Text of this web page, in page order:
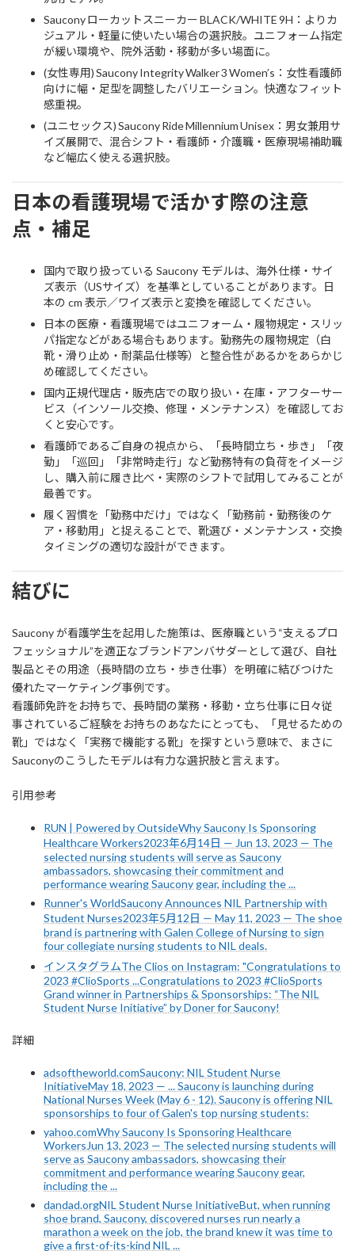
Saucony ローカットスニーカー BLACK/WHITE 9H：よりカ
ジュアル・軽量に使いたい場合の選択肢。ユニフォーム指定
が緩い環境や、院外活動・移動が多い場面に。
(女性専用) Saucony Integrity Walker 3 Women’s：女性看護師
向けに幅・足型を調整したバリエーション。快適なフィット
感重視。
(ユニセックス) Saucony Ride Millennium Unisex：男女兼用サ
イズ展開で、混合シフト・看護師・介護職・医療現場補助職
など幅広く使える選択肢。
日本の看護現場で活かす際の注意
点・補足
国内で取り扱っている Saucony モデルは、海外仕様・サイ
ズ表示（USサイズ）を基準としていることがあります。日
本の cm 表示／ワイズ表示と変換を確認してください。
日本の医療・看護現場ではユニフォーム・履物規定・スリッ
パ指定などがある場合もあります。勤務先の履物規定（白
靴・滑り止め・耐薬品仕様等）と整合性があるかをあらかじ
め確認してください。
国内正規代理店・販売店での取り扱い・在庫・アフターサー
ビス（インソール交換、修理・メンテナンス）を確認してお
くと安心です。
看護師であるご自身の視点から、「長時間立ち・歩き」「夜
勤」「巡回」「非常時走行」など勤務特有の負荷をイメージ
し、購入前に履き比べ・実際のシフトで試用してみることが
最善です。
履く習慣を「勤務中だけ」ではなく「勤務前・勤務後のケ
ア・移動用」と捉えることで、靴選び・メンテナンス・交換
タイミングの適切な設計ができます。
結びに
Saucony が看護学生を起用した施策は、医療職という“支えるプロ
フェッショナル”を適正なブランドアンバサダーとして選び、自社
製品とその用途（長時間の立ち・歩き仕事）を明確に結びつけた
優れたマーケティング事例です。
看護師免許をお持ちで、長時間の業務・移動・立ち仕事に日々従
事されているご経験をお持ちのあなたにとっても、「見せるための
靴」ではなく「実務で機能する靴」を探すという意味で、まさに
Sauconyのこうしたモデルは有力な選択肢と言えます。
引用参考
RUN | Powered by OutsideWhy Saucony Is Sponsoring
Healthcare Workers2023年6月14日 — Jun 13, 2023 — The
selected nursing students will serve as Saucony
ambassadors, showcasing their commitment and
performance wearing Saucony gear, including the ...
Runner's WorldSaucony Announces NIL Partnership with
Student Nurses2023年5月12日 — May 11, 2023 — The shoe
brand is partnering with Galen College of Nursing to sign
four collegiate nursing students to NIL deals.
インスタグラムThe Clios on Instagram: "Congratulations to
2023 #ClioSports ...Congratulations to 2023 #ClioSports
Grand winner in Partnerships & Sponsorships: “The NIL
Student Nurse Initiative” by Doner for Saucony!
詳細
adsoftheworld.comSaucony: NIL Student Nurse
InitiativeMay 18, 2023 — ... Saucony is launching during
National Nurses Week (May 6 - 12). Saucony is offering NIL
sponsorships to four of Galen's top nursing students:
yahoo.comWhy Saucony Is Sponsoring Healthcare
WorkersJun 13, 2023 — The selected nursing students will
serve as Saucony ambassadors, showcasing their
commitment and performance wearing Saucony gear,
including the ...
dandad.orgNIL Student Nurse InitiativeBut, when running
shoe brand, Saucony, discovered nurses run nearly a
marathon a week on the job, the brand knew it was time to
give a first-of-its-kind NIL ...